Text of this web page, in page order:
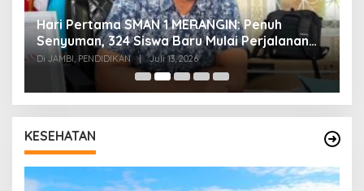
Hari Pertama SMAN 1 MERANGIN: Penuh
Senyuman, 324 Siswa Baru Mulai Perjalanan
Baru
Di JAMBI, PENDIDIKAN | Juli 13, 2026
KESEHATAN